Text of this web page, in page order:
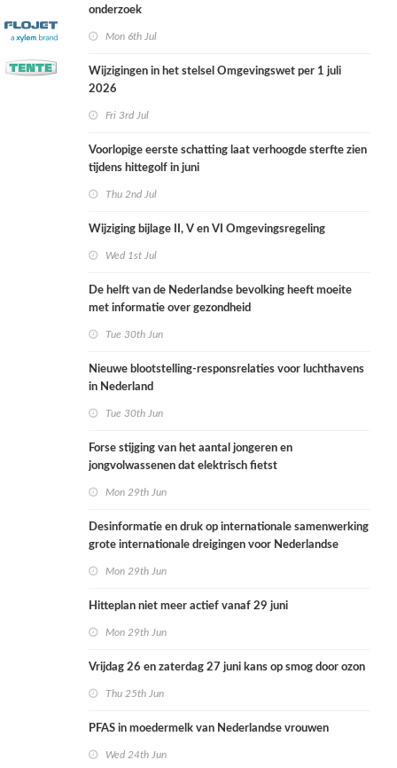
onderzoek
Mon 6th Jul
Wijzigingen in het stelsel Omgevingswet per 1 juli
2026
Fri 3rd Jul
Voorlopige eerste schatting laat verhoogde sterfte zien
tijdens hittegolf in juni
Thu 2nd Jul
Wijziging bijlage II, V en VI Omgevingsregeling
Wed 1st Jul
De helft van de Nederlandse bevolking heeft moeite
met informatie over gezondheid
Tue 30th Jun
Nieuwe blootstelling-responsrelaties voor luchthavens
in Nederland
Tue 30th Jun
Forse stijging van het aantal jongeren en
jongvolwassenen dat elektrisch fietst
Mon 29th Jun
Desinformatie en druk op internationale samenwerking
grote internationale dreigingen voor Nederlandse
Mon 29th Jun
Hitteplan niet meer actief vanaf 29 juni
Mon 29th Jun
Vrijdag 26 en zaterdag 27 juni kans op smog door ozon
Thu 25th Jun
PFAS in moedermelk van Nederlandse vrouwen
Wed 24th Jun